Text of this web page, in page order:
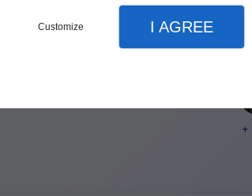
Customize I AGREE